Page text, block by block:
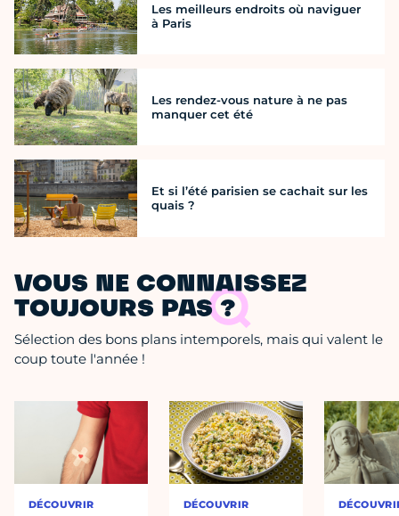
Les meilleurs endroits où naviguer
à Paris
Les rendez-vous nature à ne pas
manquer cet été
Et si l’été parisien se cachait sur les
quais ?
VOUS NE CONNAISSEZ
TOUJOURS PAS ?
Sélection des bons plans intemporels, mais qui valent le
coup toute l'année !
DÉCOUVRIR DÉCOUVRIR